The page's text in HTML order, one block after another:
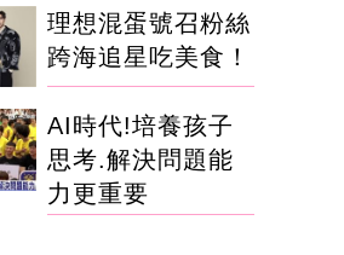
理想混蛋號召粉絲
跨海追星吃美食！
AI時代!培養孩子
思考.解決問題能
力更重要